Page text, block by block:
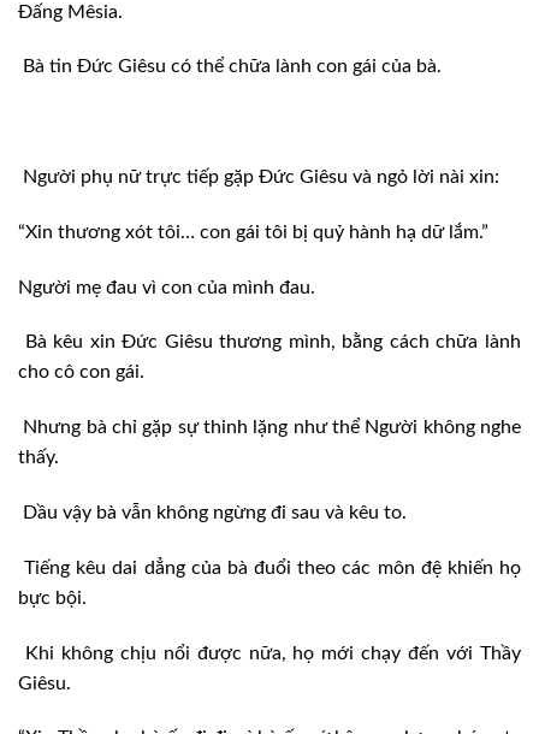
Đấng Mêsia.
Bà tin Đức Giêsu có thể chữa lành con gái của bà.
Người phụ nữ trực tiếp gặp Đức Giêsu và ngỏ lời nài xin:
“Xin thương xót tôi… con gái tôi bị quỷ hành hạ dữ lắm.”
Người mẹ đau vì con của mình đau.
Bà kêu xin Đức Giêsu thương mình, bằng cách chữa lành
cho cô con gái.
Nhưng bà chỉ gặp sự thinh lặng như thể Người không nghe
thấy.
Dầu vậy bà vẫn không ngừng đi sau và kêu to.
Tiếng kêu dai dẳng của bà đuổi theo các môn đệ khiến họ
bực bội.
Khi không chịu nổi được nữa, họ mới chạy đến với Thầy
Giêsu.